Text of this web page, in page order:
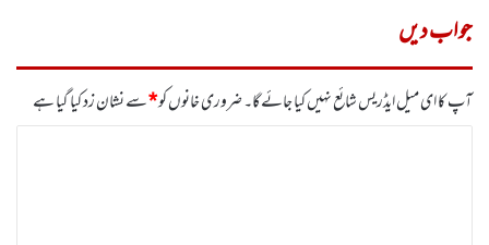
جواب دیں
آپ کا ای میل ایڈریس شائع نہیں کیا جائے گا۔ضروری خانوں کو*سے نشان زد کیا گیا ہے